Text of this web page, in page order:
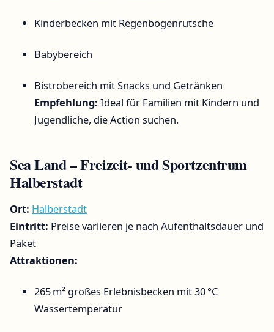
Kinderbecken mit Regenbogenrutsche
Babybereich
Bistrobereich mit Snacks und Getränken
Empfehlung: Ideal für Familien mit Kindern und
Jugendliche, die Action suchen.
Sea Land – Freizeit- und Sportzentrum
Halberstadt
Ort: Halberstadt
Eintritt: Preise variieren je nach Aufenthaltsdauer und
Paket
Attraktionen:
265 m² großes Erlebnisbecken mit 30 °C
Wassertemperatur